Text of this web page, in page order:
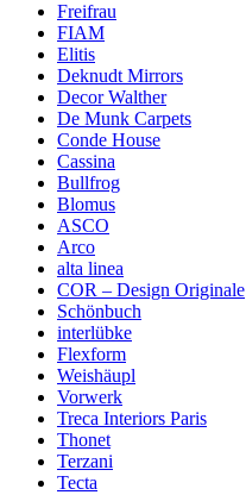
Freifrau
FIAM
Elitis
Deknudt Mirrors
Decor Walther
De Munk Carpets
Conde House
Cassina
Bullfrog
Blomus
ASCO
Arco
alta linea
COR – Design Originale
Schönbuch
interlübke
Flexform
Weishäupl
Vorwerk
Treca Interiors Paris
Thonet
Terzani
Tecta